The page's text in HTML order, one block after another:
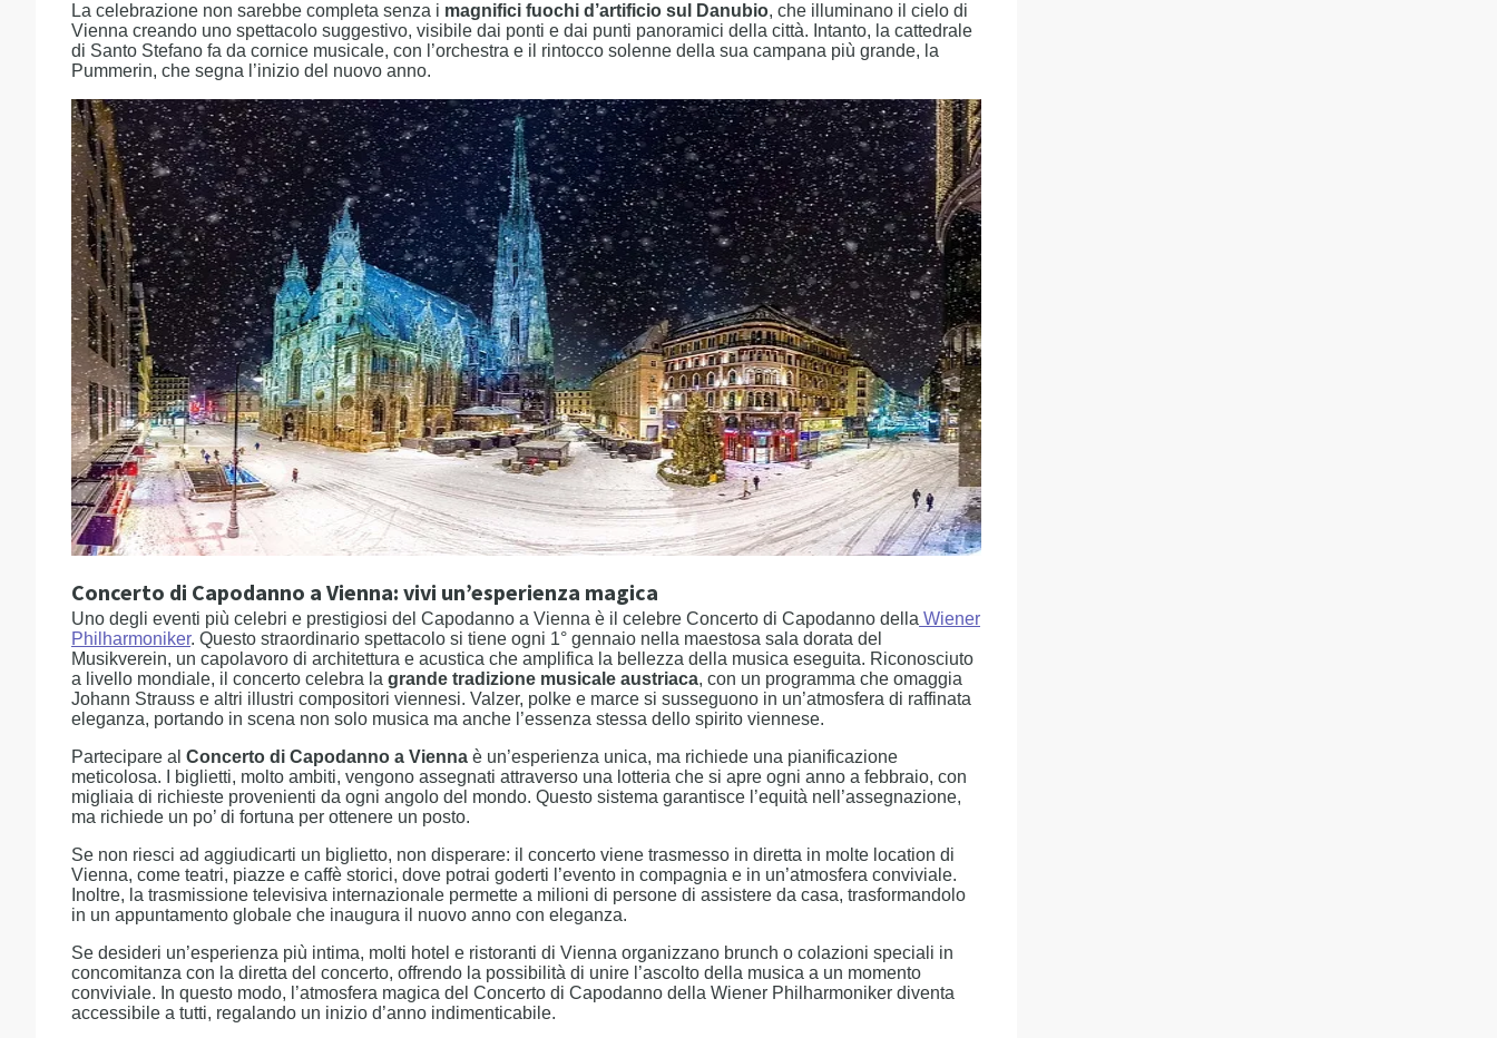
La celebrazione non sarebbe completa senza i magnifici fuochi d’artificio sul Danubio, che illuminano il cielo di
Vienna creando uno spettacolo suggestivo, visibile dai ponti e dai punti panoramici della città. Intanto, la cattedrale
di Santo Stefano fa da cornice musicale, con l’orchestra e il rintocco solenne della sua campana più grande, la
Pummerin, che segna l’inizio del nuovo anno.
Concerto di Capodanno a Vienna: vivi un’esperienza magica
Uno degli eventi più celebri e prestigiosi del Capodanno a Vienna è il celebre Concerto di Capodanno della Wiener
Philharmoniker. Questo straordinario spettacolo si tiene ogni 1° gennaio nella maestosa sala dorata del
Musikverein, un capolavoro di architettura e acustica che amplifica la bellezza della musica eseguita. Riconosciuto
a livello mondiale, il concerto celebra la grande tradizione musicale austriaca, con un programma che omaggia
Johann Strauss e altri illustri compositori viennesi. Valzer, polke e marce si susseguono in un’atmosfera di raffinata
eleganza, portando in scena non solo musica ma anche l’essenza stessa dello spirito viennese.
Partecipare al Concerto di Capodanno a Vienna è un’esperienza unica, ma richiede una pianificazione
meticolosa. I biglietti, molto ambiti, vengono assegnati attraverso una lotteria che si apre ogni anno a febbraio, con
migliaia di richieste provenienti da ogni angolo del mondo. Questo sistema garantisce l’equità nell’assegnazione,
ma richiede un po’ di fortuna per ottenere un posto.
Se non riesci ad aggiudicarti un biglietto, non disperare: il concerto viene trasmesso in diretta in molte location di
Vienna, come teatri, piazze e caffè storici, dove potrai goderti l’evento in compagnia e in un’atmosfera conviviale.
Inoltre, la trasmissione televisiva internazionale permette a milioni di persone di assistere da casa, trasformandolo
in un appuntamento globale che inaugura il nuovo anno con eleganza.
Se desideri un’esperienza più intima, molti hotel e ristoranti di Vienna organizzano brunch o colazioni speciali in
concomitanza con la diretta del concerto, offrendo la possibilità di unire l’ascolto della musica a un momento
conviviale. In questo modo, l’atmosfera magica del Concerto di Capodanno della Wiener Philharmoniker diventa
accessibile a tutti, regalando un inizio d’anno indimenticabile.